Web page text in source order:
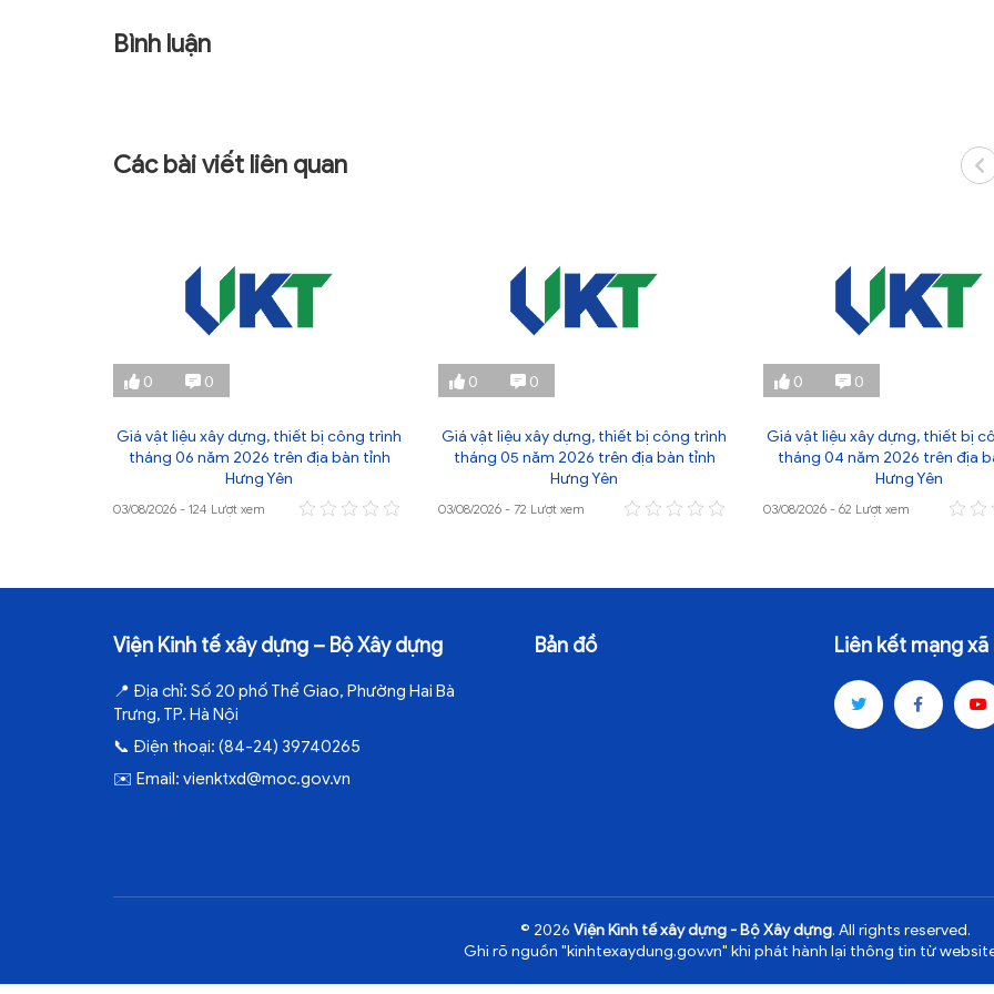
Bình luận
Các bài viết liên quan
0 0
Giá vật liệu xây dựng, thiết bị công trình
tháng 06 năm 2026 trên địa bàn tỉnh
Hưng Yên
03/08/2026 - 124 Lượt xem
0 0
Giá vật liệu xây dựng, thiết bị công trình
tháng 05 năm 2026 trên địa bàn tỉnh
Hưng Yên
03/08/2026 - 72 Lượt xem
0 0
Giá vật liệu xây dựng, thiết bị
tháng 04 năm 2026 trên địa
Hưng Yên
03/08/2026 - 62 Lượt xem
Viện Kinh tế xây dựng – Bộ Xây dựng
📍 Địa chỉ: Số 20 phố Thể Giao, Phường Hai Bà
Trưng, TP. Hà Nội
📞 Điện thoại: (84-24) 39740265
✉️ Email: vienktxd@moc.gov.vn
Bản đồ Liên kết mạng xã
© 2026 Viện Kinh tế xây dựng - Bộ Xây dựng. All rights reserved.
Ghi rõ nguồn "kinhtexaydung.gov.vn" khi phát hành lại thông tin từ